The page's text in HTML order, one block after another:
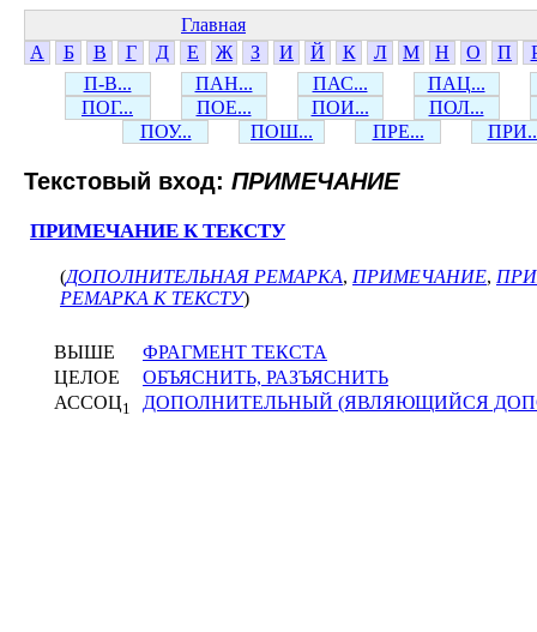
Главная
А
Б В Г Д Е Ж З И Й К Л М Н О П
П-В...
ПАН... ПАС...
ПАЦ...
ПОГ...
ПОЕ... ПОИ...
ПОЛ...
ПОУ...
ПОШ... ПРЕ...
Текстовый вход: ПРИМЕЧАНИЕ
ПРИМЕЧАНИЕ К ТЕКСТУ
(ДОПОЛНИТЕЛЬНАЯ РЕМАРКА, ПРИМЕЧАНИЕ,
РЕМАРКА К ТЕКСТУ)
ВЫШЕ
ФРАГМЕНТ ТЕКСТА
ЦЕЛОЕ
ОБЪЯСНИТЬ, РАЗЪЯСНИТЬ
АССОЦ1 ДОПОЛНИТЕЛЬНЫЙ (ЯВЛЯЮЩИЙСЯ